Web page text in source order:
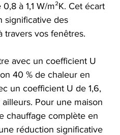
à 1,1 W/m²K. Cet écart
significative des
travers vos fenêtres.
avec un coefficient U
40 % de chaleur en
un coefficient U de 1,6,
Pour une maison
chauffage complète en
réduction significative